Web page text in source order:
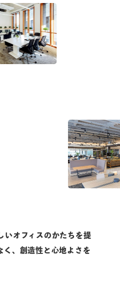
いオフィスのかたちを提
、 創造性と心地よさを